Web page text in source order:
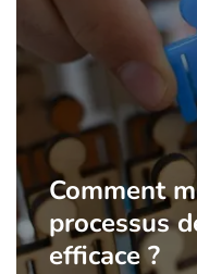
Comment
processus
efficace ?